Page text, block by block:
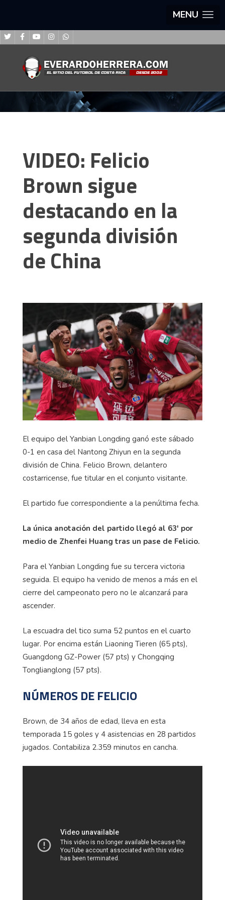
MENU
VIDEO: Felicio
Brown sigue
destacando en la
segunda división
de China
El equipo del Yanbian Longding ganó este sábado
0-1 en casa del Nantong Zhiyun en la segunda
división de China. Felicio Brown, delantero
costarricense, fue titular en el conjunto visitante.
El partido fue correspondiente a la penúltima fecha.
La única anotación del partido llegó al 63' por
medio de Zhenfei Huang tras un pase de Felicio.
Para el Yanbian Longding fue su tercera victoria
seguida. El equipo ha venido de menos a más en el
cierre del campeonato pero no le alcanzará para
ascender.
La escuadra del tico suma 52 puntos en el cuarto
lugar. Por encima están Liaoning Tieren (65 pts),
Guangdong GZ-Power (57 pts) y Chongqing
Tonglianglong (57 pts).
NÚMEROS DE FELICIO
Brown, de 34 años de edad, lleva en esta
temporada 15 goles y 4 asistencias en 28 partidos
jugados. Contabiliza 2.359 minutos en cancha.